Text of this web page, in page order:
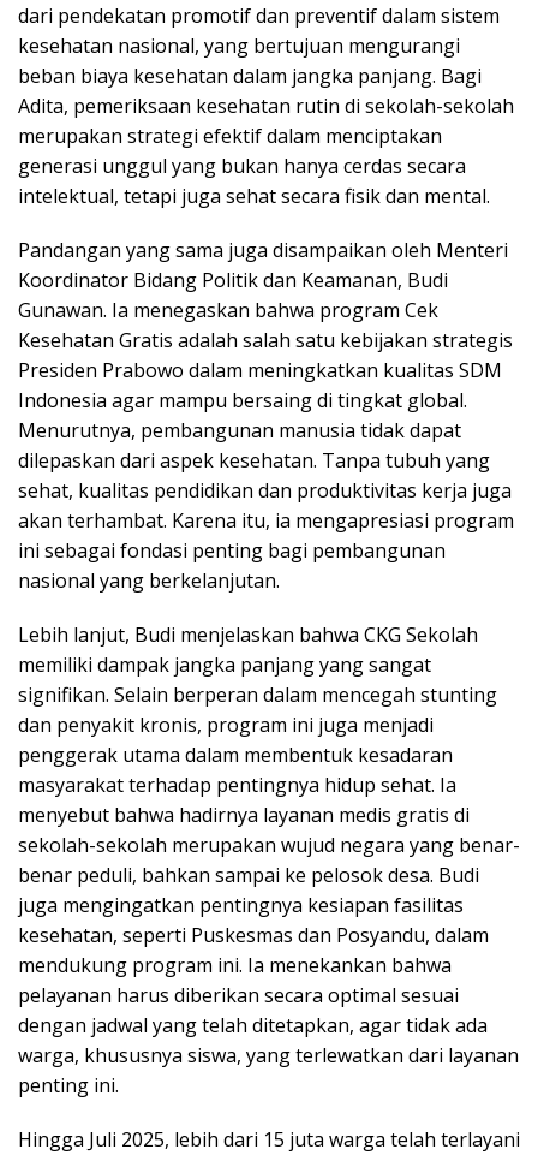
dari pendekatan promotif dan preventif dalam sistem
kesehatan nasional, yang bertujuan mengurangi
beban biaya kesehatan dalam jangka panjang. Bagi
Adita, pemeriksaan kesehatan rutin di sekolah-sekolah
merupakan strategi efektif dalam menciptakan
generasi unggul yang bukan hanya cerdas secara
intelektual, tetapi juga sehat secara fisik dan mental.
Pandangan yang sama juga disampaikan oleh Menteri
Koordinator Bidang Politik dan Keamanan, Budi
Gunawan. Ia menegaskan bahwa program Cek
Kesehatan Gratis adalah salah satu kebijakan strategis
Presiden Prabowo dalam meningkatkan kualitas SDM
Indonesia agar mampu bersaing di tingkat global.
Menurutnya, pembangunan manusia tidak dapat
dilepaskan dari aspek kesehatan. Tanpa tubuh yang
sehat, kualitas pendidikan dan produktivitas kerja juga
akan terhambat. Karena itu, ia mengapresiasi program
ini sebagai fondasi penting bagi pembangunan
nasional yang berkelanjutan.
Lebih lanjut, Budi menjelaskan bahwa CKG Sekolah
memiliki dampak jangka panjang yang sangat
signifikan. Selain berperan dalam mencegah stunting
dan penyakit kronis, program ini juga menjadi
penggerak utama dalam membentuk kesadaran
masyarakat terhadap pentingnya hidup sehat. Ia
menyebut bahwa hadirnya layanan medis gratis di
sekolah-sekolah merupakan wujud negara yang benar-
benar peduli, bahkan sampai ke pelosok desa. Budi
juga mengingatkan pentingnya kesiapan fasilitas
kesehatan, seperti Puskesmas dan Posyandu, dalam
mendukung program ini. Ia menekankan bahwa
pelayanan harus diberikan secara optimal sesuai
dengan jadwal yang telah ditetapkan, agar tidak ada
warga, khususnya siswa, yang terlewatkan dari layanan
penting ini.
Hingga Juli 2025, lebih dari 15 juta warga telah terlayani